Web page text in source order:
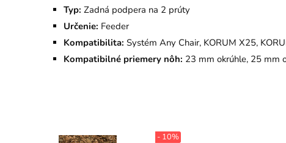
Typ: Zadná podpera na 2 prúty
Určenie: Feeder
Kompatibilita: Systém Any Chair, KORUM X25,
Kompatibilné priemery nôh: 23 mm okrúhle, 25 mm
- 10%